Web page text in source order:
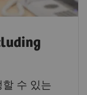
할 수 있는